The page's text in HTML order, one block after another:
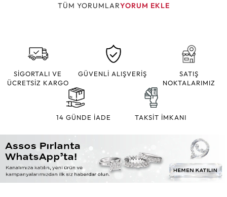
TÜM YORUMLARYORUM EKLE
SİGORTALI VE
ÜCRETSİZ KARGO
GÜVENLİ ALIŞVERİŞ
SATIŞ
NOKTALARIMIZ
14 GÜNDE İADE TAKSİT İMKANI